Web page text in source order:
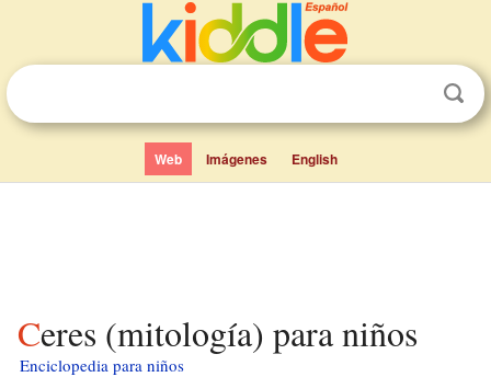
Web Imágenes English
Ceres (mitología) para niños
Enciclopedia para niños